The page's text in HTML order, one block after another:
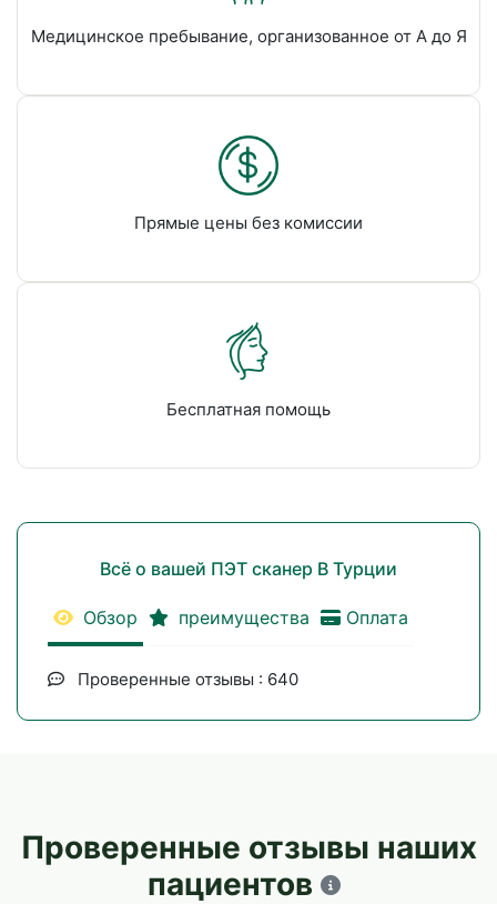
Медицинское пребывание, организованное от А до Я
Прямые цены без комиссии
Бесплатная помощь
Всё о вашей ПЭТ сканер В Турции
Обзор преимущества Оплата
Проверенные отзывы : 640
Проверенные отзывы наших
пациентов